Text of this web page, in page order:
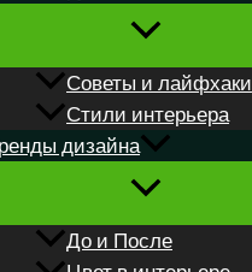
Советы и лайфхаки
Стили интерьера
дизайна
До и После